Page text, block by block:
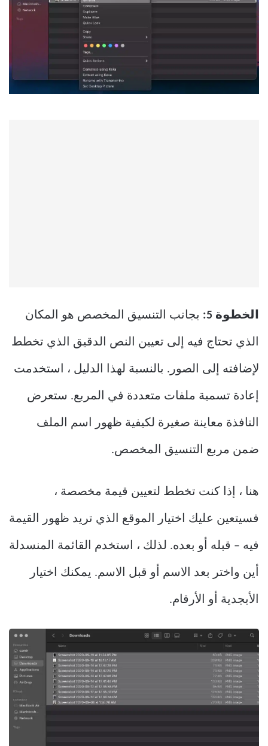
الخطوة 5: بجانب التنسيق المخصص هو المكان
الذي تحتاج فيه إلى تعيين النص الدقيق الذي تخطط
لإضافته إلى الصور. بالنسبة لهذا الدليل ، استخدمت
إعادة تسمية ملفات متعددة في المربع. ستعرض
النافذة معاينة صغيرة لكيفية ظهور اسم الملف
ضمن مربع التنسيق المخصص.
هنا ، إذا كنت تخطط لتعيين قيمة مخصصة ،
فسيتعين عليك اختيار الموقع الذي تريد ظهور القيمة
فيه – قبله أو بعده. لذلك ، استخدم القائمة المنسدلة
أين واختر بعد الاسم أو قبل الاسم. يمكنك اختيار
الأبجدية أو الأرقام.